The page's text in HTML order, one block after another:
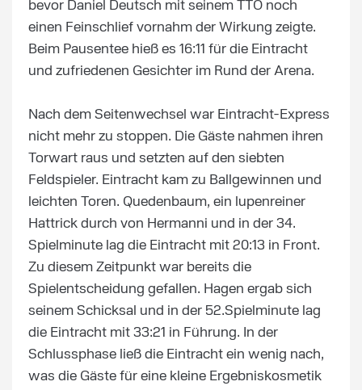
bevor Daniel Deutsch mit seinem TTO noch
einen Feinschlief vornahm der Wirkung zeigte.
Beim Pausentee hieß es 16:11 für die Eintracht
und zufriedenen Gesichter im Rund der Arena.
Nach dem Seitenwechsel war Eintracht-Express
nicht mehr zu stoppen. Die Gäste nahmen ihren
Torwart raus und setzten auf den siebten
Feldspieler. Eintracht kam zu Ballgewinnen und
leichten Toren. Quedenbaum, ein lupenreiner
Hattrick durch von Hermanni und in der 34.
Spielminute lag die Eintracht mit 20:13 in Front.
Zu diesem Zeitpunkt war bereits die
Spielentscheidung gefallen. Hagen ergab sich
seinem Schicksal und in der 52.Spielminute lag
die Eintracht mit 33:21 in Führung. In der
Schlussphase ließ die Eintracht ein wenig nach,
was die Gäste für eine kleine Ergebniskosmetik